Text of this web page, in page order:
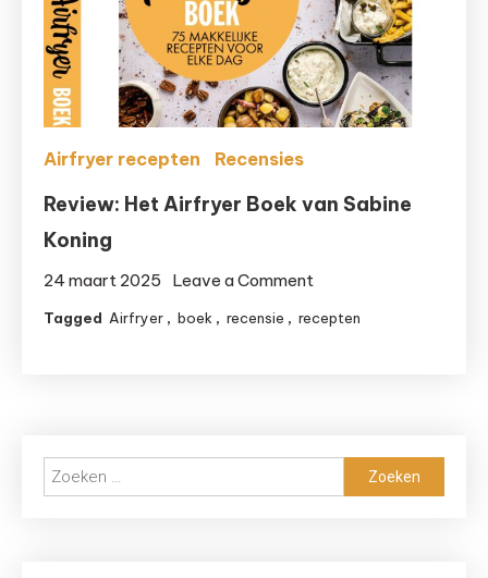
een
frituurpan
Airfryer recepten Recensies
Review: Het Airfryer Boek van Sabine
Koning
24 maart 2025 Leave a Comment
Review:
Sabine
Tagged Airfryer , boek , recensie , recepten
Zoeken
naar: